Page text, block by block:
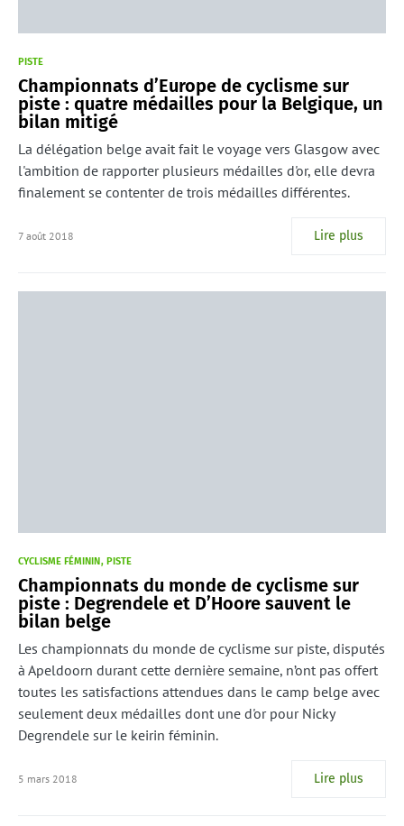
PISTE
Championnats d’Europe de cyclisme sur
piste : quatre médailles pour la Belgique, un
bilan mitigé
La délégation belge avait fait le voyage vers Glasgow avec
l'ambition de rapporter plusieurs médailles d'or, elle devra
finalement se contenter de trois médailles différentes.
7 août 2018 Lire plus
CYCLISME FÉMININ PISTE
Championnats du monde de cyclisme sur
piste : Degrendele et D’Hoore sauvent le
bilan belge
Les championnats du monde de cyclisme sur piste, disputés
à Apeldoorn durant cette dernière semaine, n’ont pas offert
toutes les satisfactions attendues dans le camp belge avec
seulement deux médailles dont une d'or pour Nicky
Degrendele sur le keirin féminin.
5 mars 2018 Lire plus